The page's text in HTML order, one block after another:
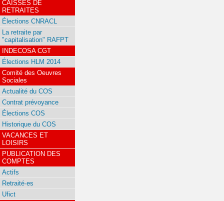
CAISSES DE
RETRAITES
Élections CNRACL
La retraite par
"capitalisation" RAFPT
INDECOSA CGT
Élections HLM 2014
Comité des Oeuvres
Sociales
Actualité du COS
Contrat prévoyance
Élections COS
Historique du COS
VACANCES ET
LOISIRS
PUBLICATION DES
COMPTES
Actifs
Retraité·es
Ufict